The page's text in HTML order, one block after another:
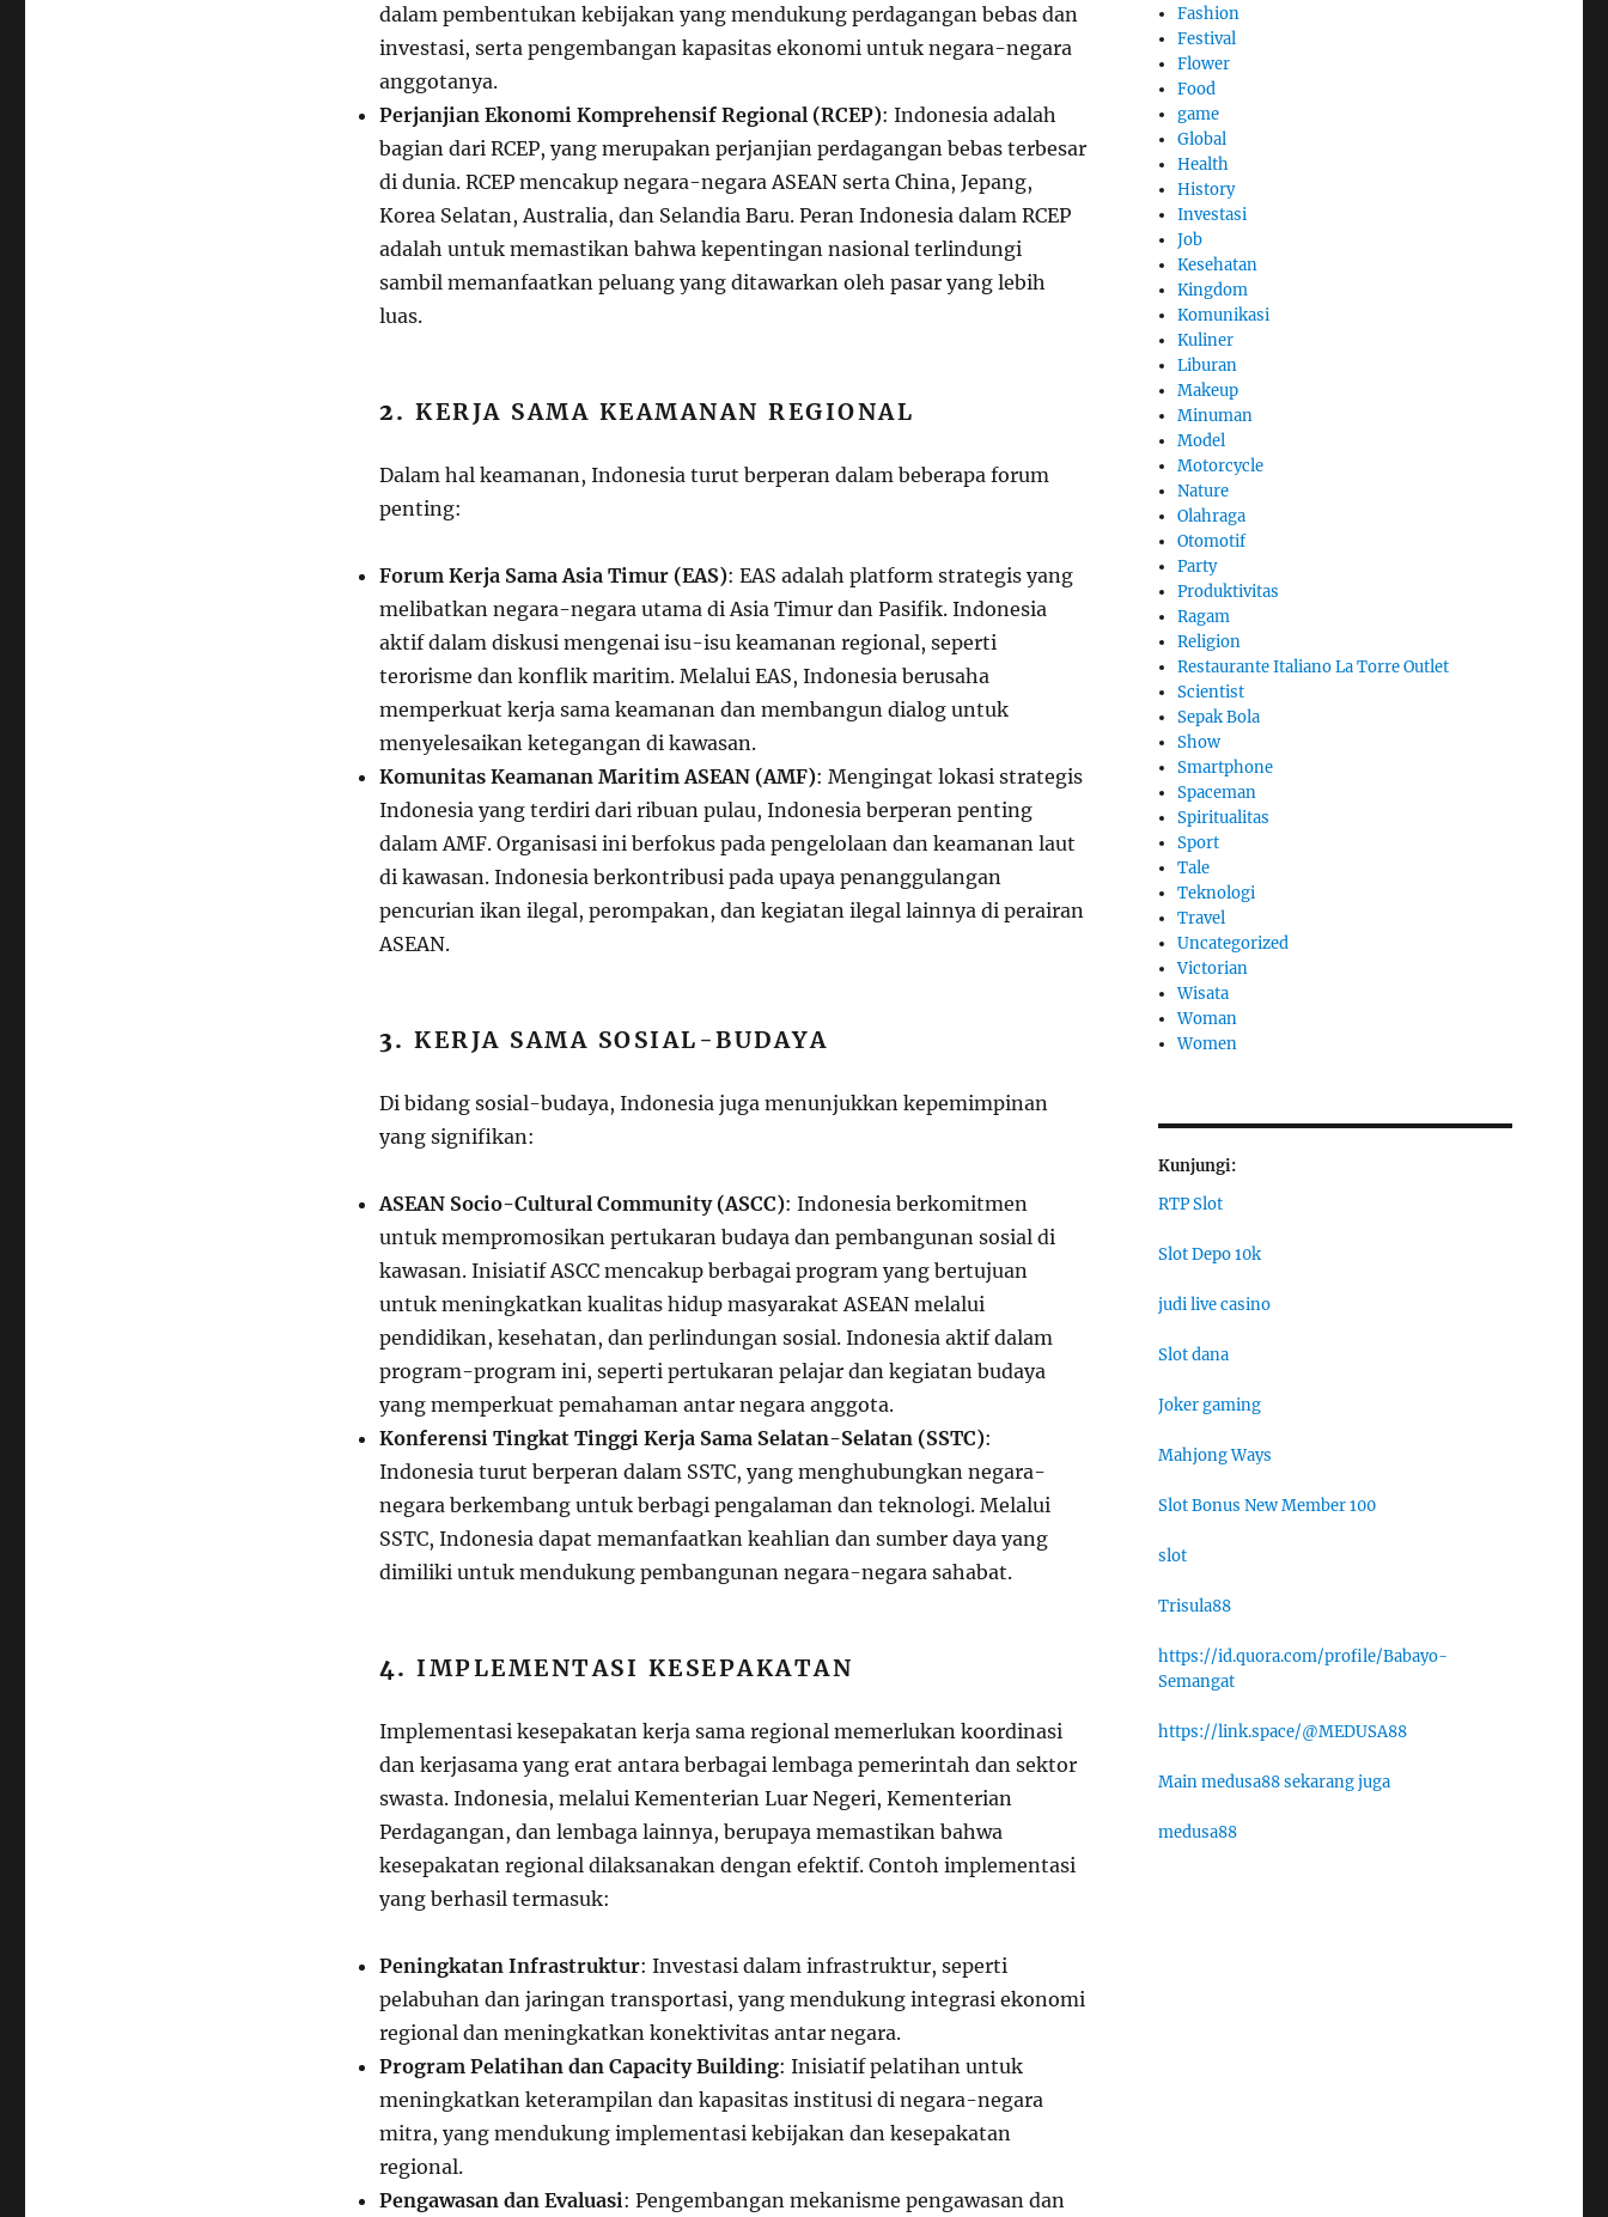
dalam pembentukan kebijakan yang mendukung perdagangan bebas dan
investasi, serta pengembangan kapasitas ekonomi untuk negara-negara
anggotanya.
Perjanjian Ekonomi Komprehensif Regional (RCEP): Indonesia adalah
bagian dari RCEP, yang merupakan perjanjian perdagangan bebas terbesar
di dunia. RCEP mencakup negara-negara ASEAN serta China, Jepang,
Korea Selatan, Australia, dan Selandia Baru. Peran Indonesia dalam RCEP
adalah untuk memastikan bahwa kepentingan nasional terlindungi
sambil memanfaatkan peluang yang ditawarkan oleh pasar yang lebih
luas.
2.KERJA SAMA KEAMANAN REGIONAL
Dalam hal keamanan, Indonesia turut berperan dalam beberapa forum
penting:
Forum Kerja Sama Asia Timur (EAS): EAS adalah platform strategis yang
melibatkan negara-negara utama di Asia Timur dan Pasifik. Indonesia
aktif dalam diskusi mengenai isu-isu keamanan regional, seperti
terorisme dan konflik maritim. Melalui EAS, Indonesia berusaha
memperkuat kerja sama keamanan dan membangun dialog untuk
menyelesaikan ketegangan di kawasan.
Komunitas Keamanan Maritim ASEAN (AMF): Mengingat lokasi strategis
Indonesia yang terdiri dari ribuan pulau, Indonesia berperan penting
dalam AMF. Organisasi ini berfokus pada pengelolaan dan keamanan laut
di kawasan. Indonesia berkontribusi pada upaya penanggulangan
pencurian ikan ilegal, perompakan, dan kegiatan ilegal lainnya di perairan
ASEAN.
3.KERJA SAMA SOSIAL-BUDAYA
Di bidang sosial-budaya, Indonesia juga menunjukkan kepemimpinan
yang signifikan:
ASEAN Socio-Cultural Community (ASCC): Indonesia berkomitmen
untuk mempromosikan pertukaran budaya dan pembangunan sosial di
kawasan. Inisiatif ASCC mencakup berbagai program yang bertujuan
untuk meningkatkan kualitas hidup masyarakat ASEAN melalui
pendidikan, kesehatan, dan perlindungan sosial. Indonesia aktif dalam
program-program ini, seperti pertukaran pelajar dan kegiatan budaya
yang memperkuat pemahaman antar negara anggota.
Konferensi Tingkat Tinggi Kerja Sama Selatan-Selatan (SSTC):
Indonesia turut berperan dalam SSTC, yang menghubungkan negara-
negara berkembang untuk berbagi pengalaman dan teknologi. Melalui
SSTC, Indonesia dapat memanfaatkan keahlian dan sumber daya yang
dimiliki untuk mendukung pembangunan negara-negara sahabat.
4.IMPLEMENTASI KESEPAKATAN
Implementasi kesepakatan kerja sama regional memerlukan koordinasi
dan kerjasama yang erat antara berbagai lembaga pemerintah dan sektor
swasta. Indonesia, melalui Kementerian Luar Negeri, Kementerian
Perdagangan, dan lembaga lainnya, berupaya memastikan bahwa
kesepakatan regional dilaksanakan dengan efektif. Contoh implementasi
yang berhasil termasuk:
Peningkatan Infrastruktur: Investasi dalam infrastruktur, seperti
pelabuhan dan jaringan transportasi, yang mendukung integrasi ekonomi
regional dan meningkatkan konektivitas antar negara.
Program Pelatihan dan Capacity Building: Inisiatif pelatihan untuk
meningkatkan keterampilan dan kapasitas institusi di negara-negara
mitra, yang mendukung implementasi kebijakan dan kesepakatan
regional.
Pengawasan dan Evaluasi: Pengembangan mekanisme pengawasan dan
Fashion
Festival
Flower
Food
game
Global
Health
History
Investasi
Job
Kesehatan
Kingdom
Komunikasi
Kuliner
Liburan
Makeup
Minuman
Model
Motorcycle
Nature
Olahraga
Otomotif
Party
Produktivitas
Ragam
Religion
Restaurante Italiano La Torre Outlet
Scientist
Sepak Bola
Show
Smartphone
Spaceman
Spiritualitas
Sport
Tale
Teknologi
Travel
Uncategorized
Victorian
Wisata
Woman
Women
Kunjungi:
RTP Slot
Slot Depo 10k
judi live casino
Slot dana
Joker gaming
Mahjong Ways
Slot Bonus New Member 100
slot
Trisula88
https://id.quora.com/profile/Babayo-
Semangat
https://link.space/@MEDUSA88
Main medusa88 sekarang juga
medusa88